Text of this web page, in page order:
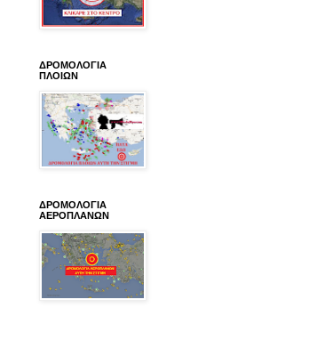
ΔΡΟΜΟΛΟΓΙΑ
ΠΛΟΙΩΝ
ΔΡΟΜΟΛΟΓΙΑ
ΑΕΡΟΠΛΑΝΩΝ